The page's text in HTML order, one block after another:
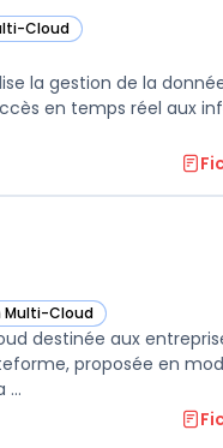
catégorie
Cloud
Platform (Microsoft
catégorie
la gestion de la
en temps réel aux
Multi-Cloud
dans cette catégorie
destinée aux
proposée en
...